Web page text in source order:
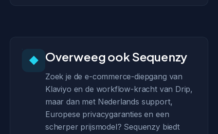
◆ Overweeg ook Sequenzy
Zoek je de e-commerce-diepgang van
Klaviyo en de workflow-kracht van Drip,
maar dan met Nederlands support,
Europese privacygaranties en een
scherper prijsmodel? Sequenzy biedt